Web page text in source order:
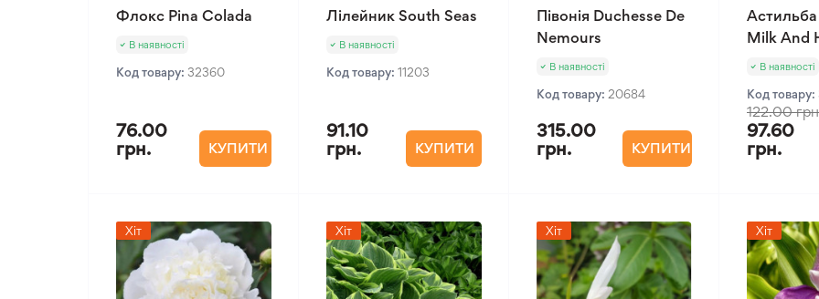
Флокс Pina Colada
В наявності
Код товару: 32360
76.00
грн.
КУПИТИ
Лілейник South Seas
В наявності
Код товару: 11203
91.10
грн.
КУПИТИ
Півонія Duchesse De
Nemours
В наявності
Код товару: 20684
315.00
грн.
КУПИТИ
Milk And
В наявності
Код товару:
122.00
97.60
грн.
Хіт Хіт Хіт Хіт